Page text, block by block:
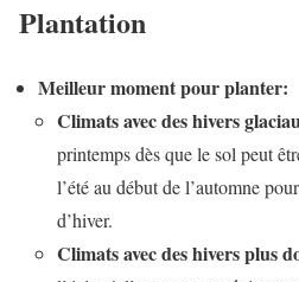
Plantation
Meilleur moment pour planter:
Climats avec des hivers
printemps dès que le sol peut
l’été au début de l’automne
d’hiver.
Climats avec des hivers plus